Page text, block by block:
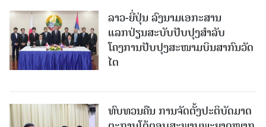
ລາວ-ຍີ່ປຸ່ນ ລົງນາມເອກະສານ
ແລກປ່ຽນສະບັບປັບປຸງສໍາລັບ
ໂຄງການປັບປຸງສະໜາມບິນສາກົນວັດ
ໄຕ
ທົບທວນຄືນ ການຈັດຕັ້ງປະຕິບັດມາດ